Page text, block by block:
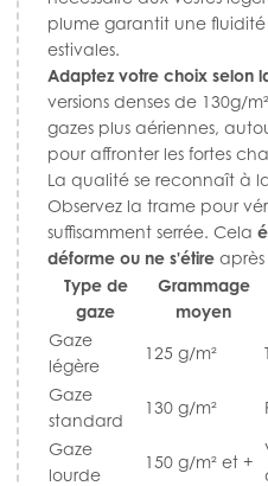
plume garantit une
estivales.
Adaptez votre choix selon
versions denses de 130g/
gazes plus aériennes,
pour affronter les fortes
La qualité se reconnaît à
Observez la trame pour
suffisamment serrée. Cela
déforme ou ne s'étire
Type de
gaze
Grammage
moyen
Gaze
légère
125 g/m²
Gaze
standard
130 g/m²
Gaze
lourde
150 g/m² et +